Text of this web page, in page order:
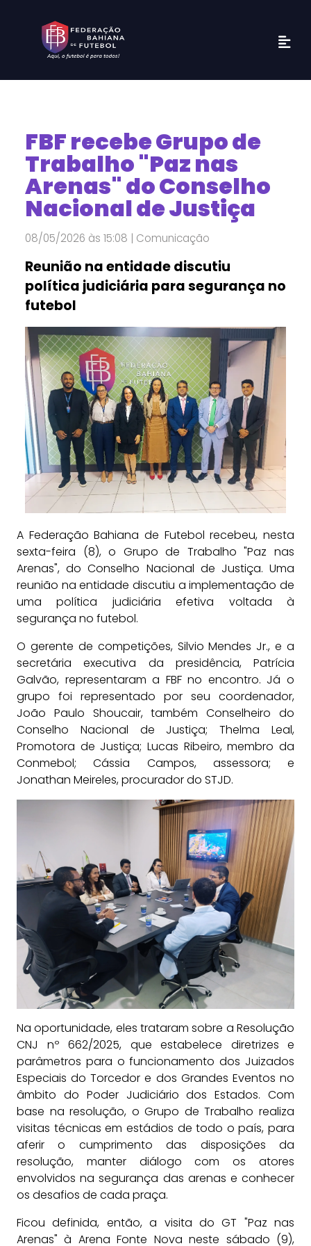
FBF recebe Grupo de
Trabalho "Paz nas
Arenas" do Conselho
Nacional de Justiça
08/05/2026 às 15:08 | Comunicação
Reunião na entidade discutiu
política judiciária para segurança no
futebol
A Federação Bahiana de Futebol recebeu, nesta
sexta-feira (8), o Grupo de Trabalho "Paz nas
Arenas", do Conselho Nacional de Justiça. Uma
reunião na entidade discutiu a implementação de
uma política judiciária efetiva voltada à
segurança no futebol.
O gerente de competições, Silvio Mendes Jr., e a
secretária executiva da presidência, Patrícia
Galvão, representaram a FBF no encontro. Já o
grupo foi representado por seu coordenador,
João Paulo Shoucair, também Conselheiro do
Conselho Nacional de Justiça; Thelma Leal,
Promotora de Justiça; Lucas Ribeiro, membro da
Conmebol; Cássia Campos, assessora; e
Jonathan Meireles, procurador do STJD.
Na oportunidade, eles trataram sobre a Resolução
CNJ nº 662/2025, que estabelece diretrizes e
parâmetros para o funcionamento dos Juizados
Especiais do Torcedor e dos Grandes Eventos no
âmbito do Poder Judiciário dos Estados. Com
base na resolução, o Grupo de Trabalho realiza
visitas técnicas em estádios de todo o país, para
aferir o cumprimento das disposições da
resolução, manter diálogo com os atores
envolvidos na segurança das arenas e conhecer
os desafios de cada praça.
Ficou definida, então, a visita do GT "Paz nas
Arenas" à Arena Fonte Nova neste sábado (9),